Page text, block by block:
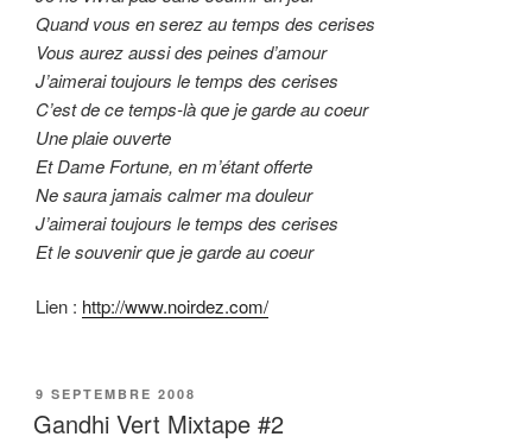
Quand vous en serez au temps des cerises
Vous aurez aussi des peines d’amour
J’aimerai toujours le temps des cerises
C’est de ce temps-là que je garde au coeur
Une plaie ouverte
Et Dame Fortune, en m’étant offerte
Ne saura jamais calmer ma douleur
J’aimerai toujours le temps des cerises
Et le souvenir que je garde au coeur
Lien : http://www.noirdez.com/
PUBLIÉ
LE
9 SEPTEMBRE 2008
Gandhi Vert Mixtape #2